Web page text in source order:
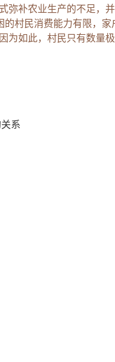
弥补农业生产的不足，
的村民消费能力有限，
为如此，村民只有数量
系